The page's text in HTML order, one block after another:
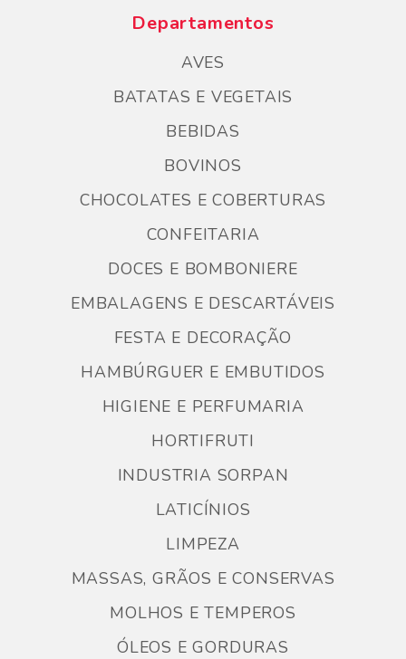
Departamentos
AVES
BATATAS E VEGETAIS
BEBIDAS
BOVINOS
CHOCOLATES E COBERTURAS
CONFEITARIA
DOCES E BOMBONIERE
EMBALAGENS E DESCARTÁVEIS
FESTA E DECORAÇÃO
HAMBÚRGUER E EMBUTIDOS
HIGIENE E PERFUMARIA
HORTIFRUTI
INDUSTRIA SORPAN
LATICÍNIOS
LIMPEZA
MASSAS, GRÃOS E CONSERVAS
MOLHOS E TEMPEROS
ÓLEOS E GORDURAS